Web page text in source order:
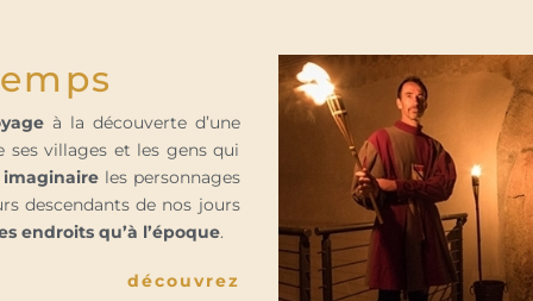
à la découverte d’une
villages et les gens qui
imaginaire les personnages
descendants de nos jours
endroits qu’à l’époque.
découvrez